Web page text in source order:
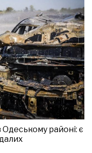
Одеському районі: є